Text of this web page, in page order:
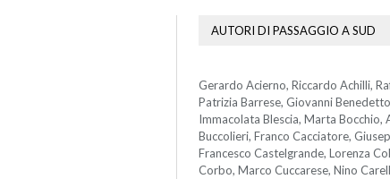
AUTORI DI PASSAGGIO A SUD
Gerardo Acierno, Riccardo Achilli,
Patrizia Barrese, Giovanni
Immacolata Blescia, Marta Bocchio,
Buccolieri, Franco Cacciatore,
Francesco Castelgrande, Lorenza
Corbo, Marco Cuccarese, Nino